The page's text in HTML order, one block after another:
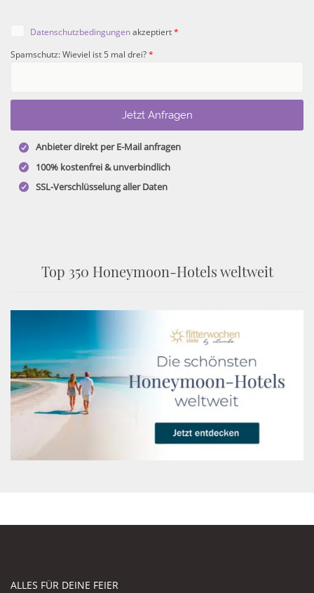
Datenschutzbedingungenakzeptiert*
Spamschutz: Wieviel ist 5 mal drei?*
Anbieter direkt per E-Mail anfragen
100% kostenfrei & unverbindlich
SSL-Verschlüsselung aller Daten
Top 350 Honeymoon-Hotels weltweit
ALLES FÜR DEINE FEIER